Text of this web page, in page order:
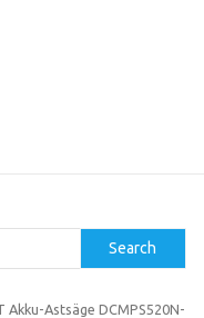
Search
Akku-Astsäge DCMPS520N-